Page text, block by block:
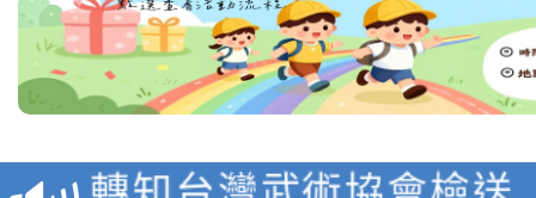
116學年度國民中學各
生入學前鑑定事宜
轉知台灣武術協會檢送